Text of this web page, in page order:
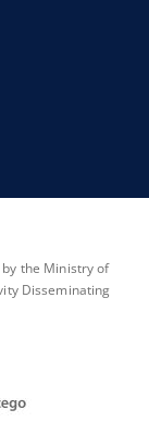
the Ministry of
Disseminating